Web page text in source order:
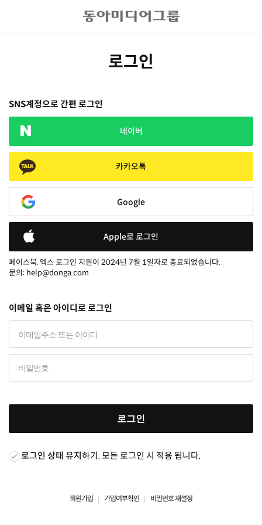
로그인
SNS계정으로 간편 로그인
네이버
카카오톡
Google
Apple로 로그인
페이스북, 엑스 로그인 지원이 2024년 7월 1일자로 종료되었습니다.
문의: help@donga.com
이메일 혹은 아이디로 로그인
로그인
로그인 상태 유지하기. 모든 로그인 시 적용 됩니다.
회원가입 가입여부확인 비밀번호 재설정